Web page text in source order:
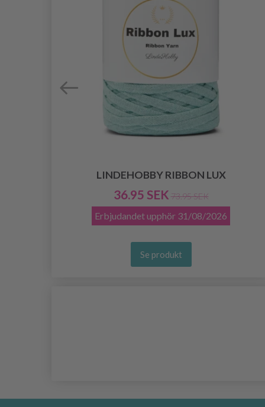
LINDEHOBBY RIBBON LUX
36.95 SEK 73.95 SEK
Erbjudandet upphör 31/08/2026
Se produkt